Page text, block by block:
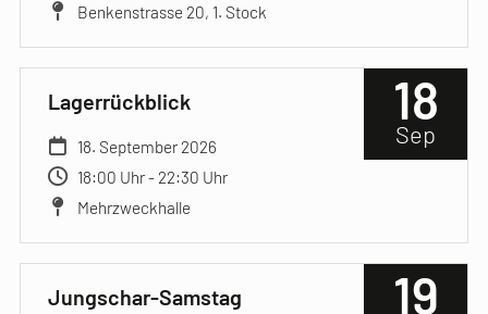
Benkenstrasse 20, 1. Stock
18
Sep
Lagerrückblick
18. September 2026
18:00 Uhr - 22:30 Uhr
Mehrzweckhalle
19
Jungschar-Samstag